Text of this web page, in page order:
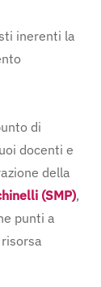
inerenti la
di
docenti e
della
(SMP),
punti a